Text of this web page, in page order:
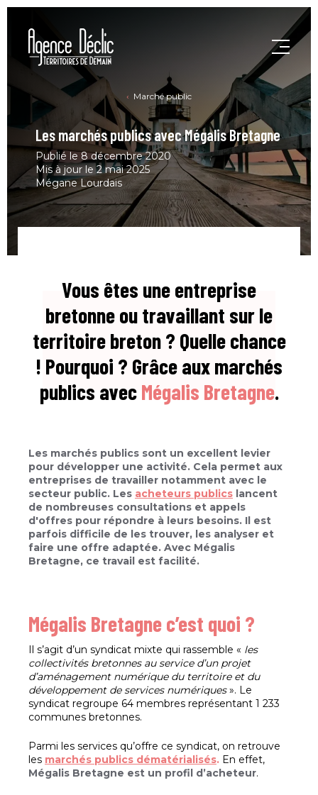
Marché public
Les marchés publics avec Mégalis Bretagne
Publié le 8 décembre 2020
Mis à jour le 2 mai 2025
Mégane Lourdais
Vous êtes une entreprise
bretonne ou travaillant sur le
territoire breton ? Quelle chance
! Pourquoi ? Grâce aux marchés
publics avecMégalis Bretagne.
Les marchés publics sont un excellent levier
pour développer une activité. Cela permet aux
entreprises de travailler notamment avec le
secteur public. Les acheteurs publics lancent
de nombreuses consultations et appels
d'offres pour répondre à leurs besoins. Il est
parfois difficile de les trouver, les analyser et
faire une offre adaptée. Avec Mégalis
Bretagne, ce travail est facilité.
Mégalis Bretagne c’est quoi ?
Il s’agit d’un syndicat mixte qui rassemble « les
collectivités bretonnes au service d’un projet
d’aménagement numérique du territoire et du
développement de services numériques». Le
syndicat regroupe 64 membres représentant 1 233
communes bretonnes.
Parmi les services qu’offre ce syndicat, on retrouve
les marchés publics dématérialisés. En effet,
Mégalis Bretagne est un profil d’acheteur.